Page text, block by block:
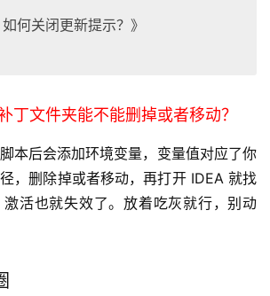
何关闭更新提示？》
丁文件夹能不能删掉或者移动？
本后会添加环境变量，变量值对应了你
，删除掉或者移动，再打开 IDEA 就找
活也就失效了。放着吃灰就行，别动